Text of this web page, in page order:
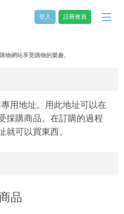
登入 註冊會員
物網站享受購物的樂趣。
用地址。用此地址可以在
採購商品。在訂購的過程
就可以買東西。
品